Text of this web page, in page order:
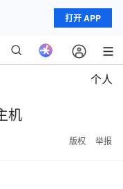
打开 APP
个人
机
版权 举报